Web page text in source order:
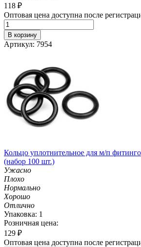
118 ₽
Оптовая цена доступна после
В корзину
Артикул: 7954
Кольцо уплотнительное для м/п
(набор 100 шт.)
Ужасно
Плохо
Нормально
Хорошо
Отлично
Упаковка: 1
Розничная цена:
129 ₽
Оптовая цена доступна после